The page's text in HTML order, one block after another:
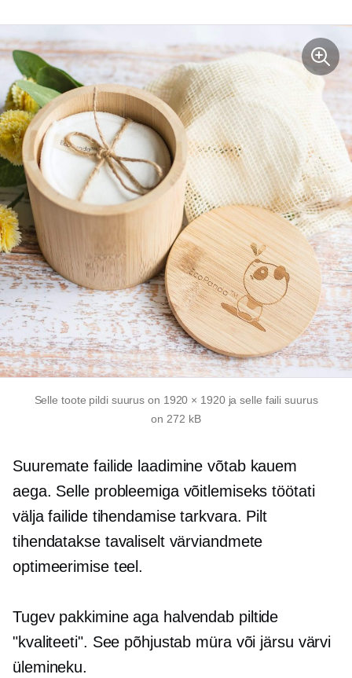
Selle toote pildi suurus on 1920 × 1920 ja selle faili suurus
on 272 kB
Suuremate failide laadimine võtab kauem
aega. Selle probleemiga võitlemiseks töötati
välja failide tihendamise tarkvara. Pilt
tihendatakse tavaliselt värviandmete
optimeerimise teel.
Tugev pakkimine aga halvendab piltide
"kvaliteeti". See põhjustab müra või järsu värvi
ülemineku.